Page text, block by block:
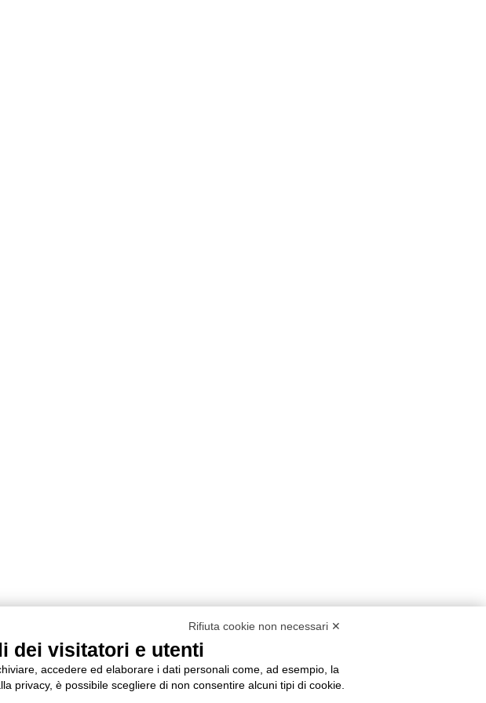
Rifiuta cookie non necessari ✕
dei visitatori e utenti
accedere ed elaborare i dati personali come, ad esempio, la
privacy, è possibile scegliere di non consentire alcuni tipi di cookie.